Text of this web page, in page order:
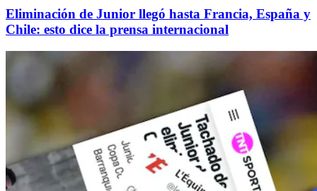
Eliminación de Junior llegó hasta Francia, España y
Chile: esto dice la prensa internacional